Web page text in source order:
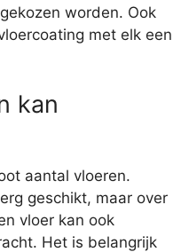
worden. Ook
met elk een
kan
aantal vloeren.
geschikt, maar over
vloer kan ook
Het is belangrijk